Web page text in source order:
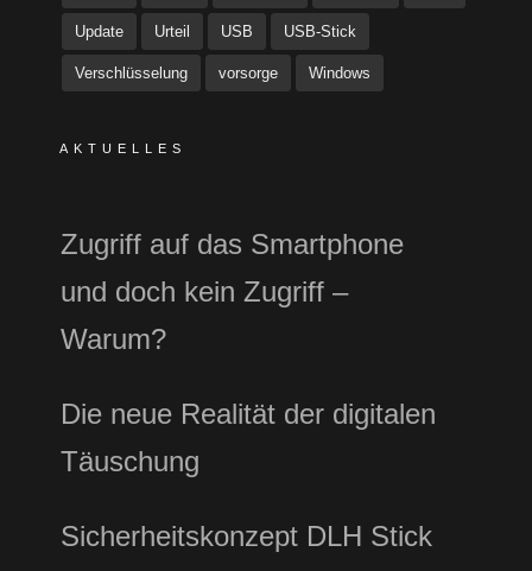
Update Urteil USB USB-Stick
Verschlüsselung vorsorge Windows
AKTUELLES
Zugriff auf das Smartphone
und doch kein Zugriff –
Warum?
Die neue Realität der digitalen
Täuschung
Sicherheitskonzept DLH Stick